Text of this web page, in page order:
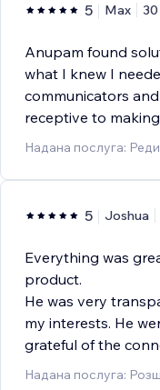
5 Max
Anupam found
what I knew I
communicators
receptive to
Надана послуга:
5 Joshua
Everything was
product.
He was very
my interests. He
grateful of the
Надана послуга: